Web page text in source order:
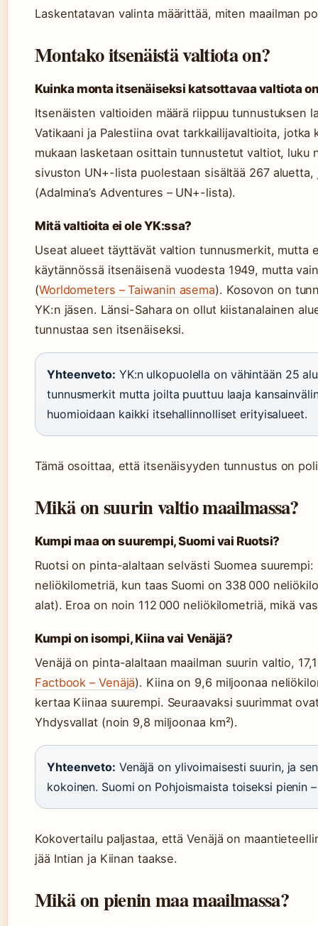
Laskentatavan valinta määrittää, miten maailman
Montako itsenäistä valtiota on?
Kuinka monta itsenäiseksi katsottavaa valtiota
Itsenäisten valtioiden määrä riippuu tunnustuksen
Vatikaani ja Palestiina ovat tarkkailijavaltioita,
mukaan lasketaan osittain tunnustetut valtiot, luku
sivuston UN+-lista puolestaan sisältää 267
(Adalmina’s Adventures – UN+-lista).
Mitä valtioita ei ole YK:ssa?
Useat alueet täyttävät valtion tunnusmerkit, mutta
käytännössä itsenäisenä vuodesta 1949, mutta
(Worldometers – Taiwanin asema). Kosovon on
YK:n jäsen. Länsi-Sahara on ollut kiistanalainen
tunnustaa sen itsenäiseksi.
Yhteenveto: YK:n ulkopuolella on vähintään 25
tunnusmerkit mutta joilta puuttuu laaja
huomioidaan kaikki itsehallinnolliset erityisalueet.
Tämä osoittaa, että itsenäisyyden tunnustus on
Mikä on suurin valtio maailmassa?
Kumpi maa on suurempi, Suomi vai Ruotsi?
Ruotsi on pinta-alaltaan selvästi Suomea
neliökilometriä, kun taas Suomi on 338 000
alat). Eroa on noin 112 000 neliökilometriä, mikä
Kumpi on isompi, Kiina vai Venäjä?
Venäjä on pinta-alaltaan maailman suurin valtio,
Factbook – Venäjä). Kiina on 9,6 miljoonaa
kertaa Kiinaa suurempi. Seuraavaksi suurimmat
Yhdysvallat (noin 9,8 miljoonaa km²).
Yhteenveto: Venäjä on ylivoimaisesti suurin, ja
kokoinen. Suomi on Pohjoismaista toiseksi pienin
Kokovertailu paljastaa, että Venäjä on
jää Intian ja Kiinan taakse.
Mikä on pienin maa maailmassa?